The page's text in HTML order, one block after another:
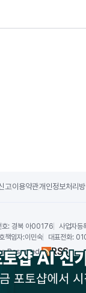
고이용약관개인정보처리
호: 경북 아00176 사업자등
책임자:이민숙 대표전화:
Reserved. RSS